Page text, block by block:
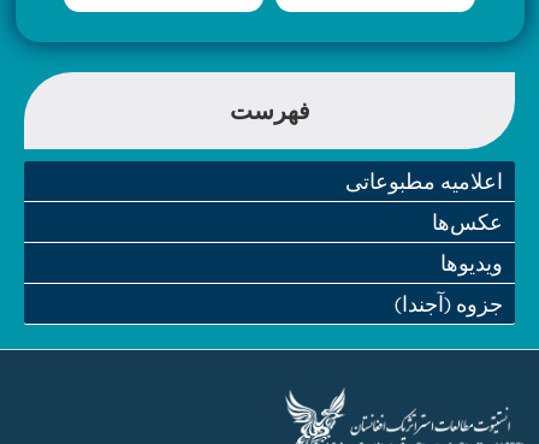
فهرست
اعلامیه مطبوعاتی
عکس‌ها
ویدیو‌ها
جزوه (آجندا)